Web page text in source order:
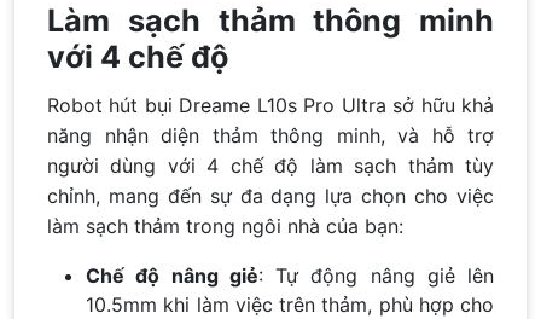
Làm sạch thảm thông minh
với 4 chế độ
Robot hút bụi Dreame L10s Pro Ultra sở hữu khả
năng nhận diện thảm thông minh, và hỗ trợ
người dùng với 4 chế độ làm sạch thảm tùy
chỉnh, mang đến sự đa dạng lựa chọn cho việc
làm sạch thảm trong ngôi nhà của bạn:
Chế độ nâng giẻ: Tự động nâng giẻ lên
10.5mm khi làm việc trên thảm, phù hợp cho